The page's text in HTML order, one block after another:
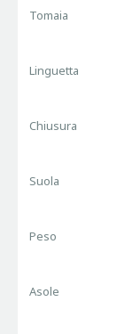
Tomaia
Linguetta
Chiusura
Suola
Peso
Asole